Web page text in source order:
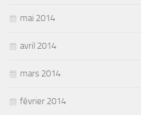
mai 2014
avril 2014
mars 2014
février 2014